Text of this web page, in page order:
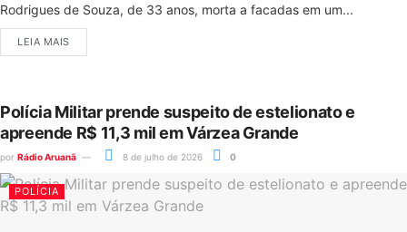
Rodrigues de Souza, de 33 anos, morta a facadas em um...
LEIA MAIS
Polícia Militar prende suspeito de estelionato e
apreende R$ 11,3 mil em Várzea Grande
por Rádio Aruanã 8 de julho de 2026 0
POLÍCIA